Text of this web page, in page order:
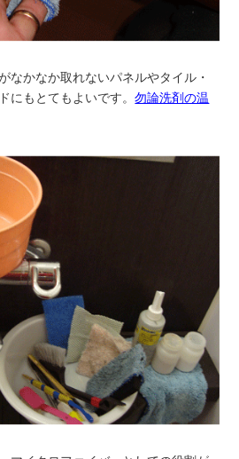
なかなか取れないパネルやタイル・
にもとてもよいです。勿論洗剤の温